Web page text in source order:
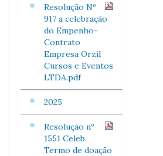
Resolução Nº
917 a celebração
do Empenho-
Contrato
Empresa Orzil
Cursos e Eventos
LTDA.pdf
2025
Resolução nº
1551 Celeb.
Termo de doação